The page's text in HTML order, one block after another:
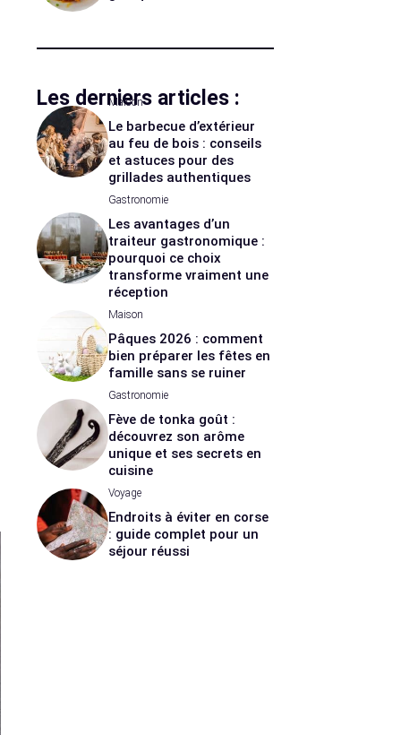
Les derniers articles :
Maison
Le barbecue d’extérieur
au feu de bois : conseils
et astuces pour des
grillades authentiques
Gastronomie
Les avantages d’un
traiteur gastronomique :
pourquoi ce choix
transforme vraiment une
réception
Maison
Pâques 2026 : comment
bien préparer les fêtes en
famille sans se ruiner
Gastronomie
Fève de tonka goût :
découvrez son arôme
unique et ses secrets en
cuisine
Voyage
Endroits à éviter en corse
: guide complet pour un
séjour réussi